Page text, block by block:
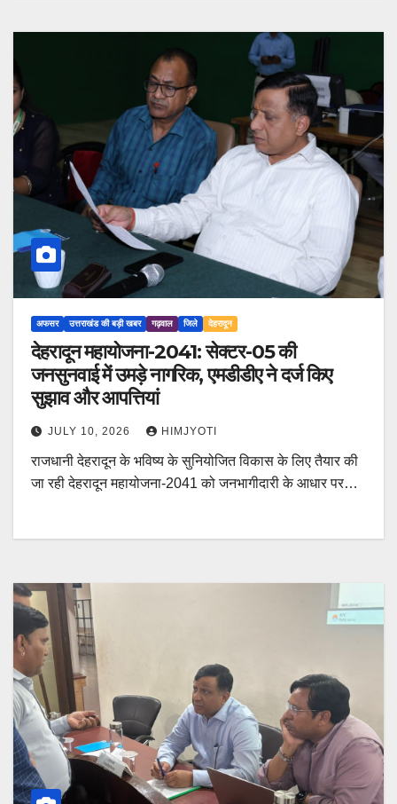
अफसर उत्तराखंड की बड़ी खबर गढ़वाल जिले देहरादून
देहरादून महायोजना-2041: सेक्टर-05 की
जनसुनवाई में उमड़े नागरिक, एमडीडीए ने दर्ज किए
सुझाव और आपत्तियां
JULY 10, 2026 HIMJYOTI
राजधानी देहरादून के भविष्य के सुनियोजित विकास के लिए तैयार की
जा रही देहरादून महायोजना-2041 को जनभागीदारी के आधार पर…